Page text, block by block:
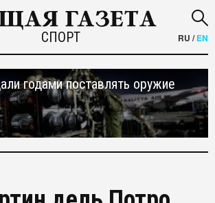
СПОРТ RU /EN
годами поставлять оружие